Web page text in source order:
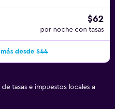
$62
por noche con tasas
desde $44
tasas e impuestos locales a